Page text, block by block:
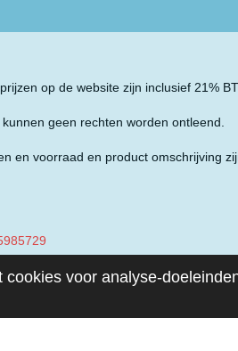
cookies voor analyse-
op de website zijn inclusief 21%
kunnen geen rechten worden ontleend.
en voorraad en product omschrijving
2026 Auto Parts Nieuwegein